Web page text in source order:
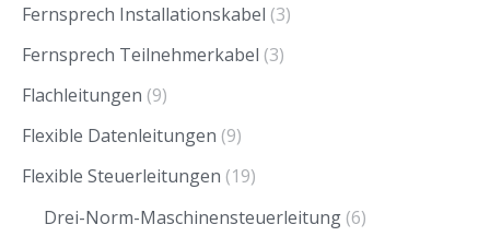
Fernsprech Installationskabel (3)
Fernsprech Teilnehmerkabel (3)
Flachleitungen (9)
Flexible Datenleitungen (9)
Flexible Steuerleitungen (19)
Drei-Norm-Maschinensteuerleitung (6)